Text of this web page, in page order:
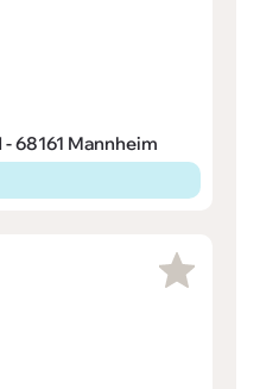
68161 Mannheim